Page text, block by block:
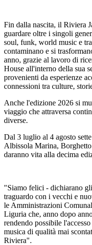
Fin dalla nascita, il Riviera
guardare oltre i singoli
soul, funk, world music e
contaminano e si
anno, grazie al lavoro di
House all'interno della sua
provenienti da esperienze
connessioni tra culture,
Anche l'edizione 2026 si
viaggio che attraversa
diverse.
Dal 3 luglio al 4 agosto
Albissola Marina,
daranno vita alla decima
"Siamo felici - dichiarano
traguardo con i vecchi e
le Amministrazioni
Liguria che, anno dopo
rendendo possibile
musica di qualità mai
Riviera".